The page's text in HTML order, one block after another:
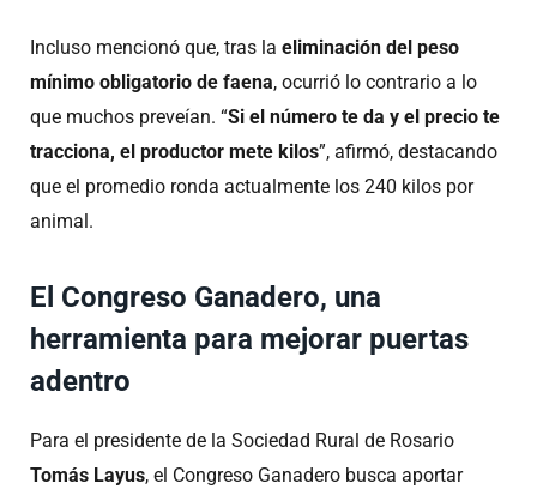
Incluso mencionó que, tras la eliminación del peso
mínimo obligatorio de faena, ocurrió lo contrario a lo
que muchos preveían. “Si el número te da y el precio te
tracciona, el productor mete kilos”, afirmó, destacando
que el promedio ronda actualmente los 240 kilos por
animal.
El Congreso Ganadero, una
herramienta para mejorar puertas
adentro
Para el presidente de la Sociedad Rural de Rosario
Tomás Layus, el Congreso Ganadero busca aportar